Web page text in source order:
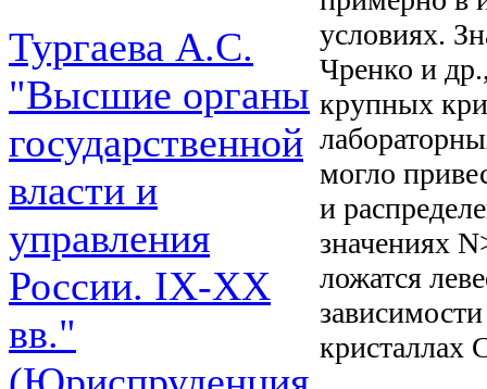
Тургаева А.С.
"Высшие органы
государственной
власти и
управления
России. IХ-ХХ
вв."
условиях.
Чренко и
крупных
могло
и
значениях
ложатся
кристаллах